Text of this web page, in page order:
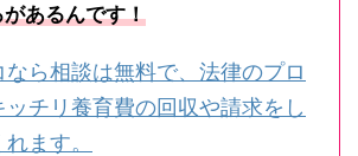
があるんです！
なら相談は無料で、法律のプロ
ッチリ養育費の回収や請求をし
ます。